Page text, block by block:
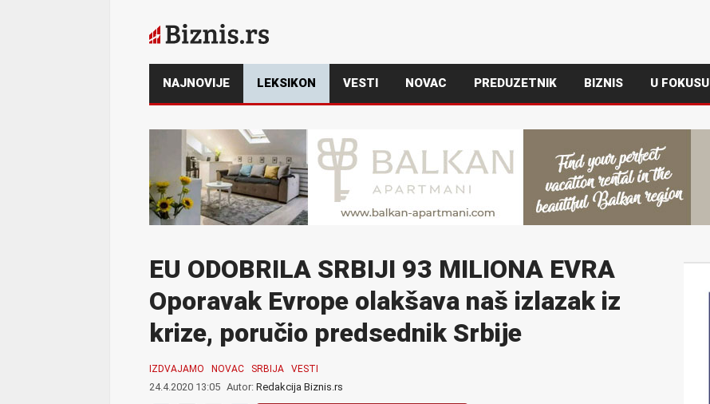
NAJNOVIJE LEKSIKON VESTI NOVAC PREDUZETNIK BIZNIS U FOKUSU
EU ODOBRILA SRBIJI 93 MILIONA EVRA
Oporavak Evrope olakšava naš izlazak iz
krize, poručio predsednik Srbije
IZDVAJAMO NOVAC SRBIJA VESTI
24.4.2020 13:05 Autor: Redakcija Biznis.rs